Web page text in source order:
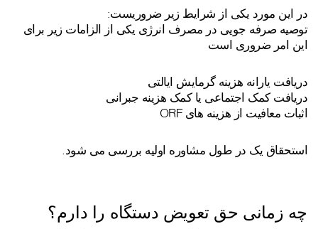
در این مورد یکی از شرایط زیر ضروریست:
توصیه صرفه جویی در مصرف انرژی یکی از الزامات زیر برای
این امر ضروری است
دریافت یارانه هزینه گرمایش ایالتی
دریافت کمک اجتماعی یا کمک هزینه جبرانی
اثبات معافیت از هزینه های ORF
استحقاق یک در طول مشاوره اولیه بررسی می شود.
چه زمانی حق تعویض دستگاه را دارم؟